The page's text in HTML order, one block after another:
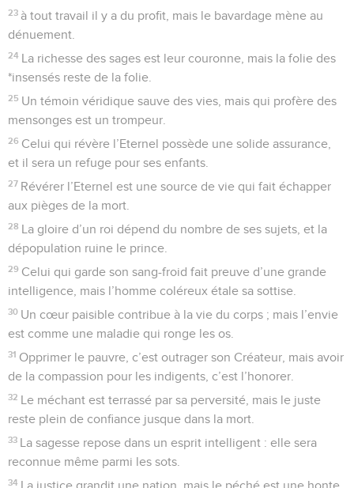
23 à tout travail il y a du profit, mais le bavardage mène au
dénuement.
24 La richesse des sages est leur couronne, mais la folie des
*insensés reste de la folie.
25 Un témoin véridique sauve des vies, mais qui profère des
mensonges est un trompeur.
26 Celui qui révère l’Eternel possède une solide assurance,
et il sera un refuge pour ses enfants.
27 Révérer l’Eternel est une source de vie qui fait échapper
aux pièges de la mort.
28 La gloire d’un roi dépend du nombre de ses sujets, et la
dépopulation ruine le prince.
29 Celui qui garde son sang-froid fait preuve d’une grande
intelligence, mais l’homme coléreux étale sa sottise.
30 Un cœur paisible contribue à la vie du corps ; mais l’envie
est comme une maladie qui ronge les os.
31 Opprimer le pauvre, c’est outrager son Créateur, mais avoir
de la compassion pour les indigents, c’est l’honorer.
32 Le méchant est terrassé par sa perversité, mais le juste
reste plein de confiance jusque dans la mort.
33 La sagesse repose dans un esprit intelligent : elle sera
reconnue même parmi les sots.
34 La justice grandit une nation, mais le péché est une honte